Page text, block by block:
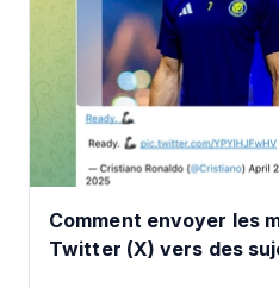
Comment envoyer les
Twitter (X) vers des